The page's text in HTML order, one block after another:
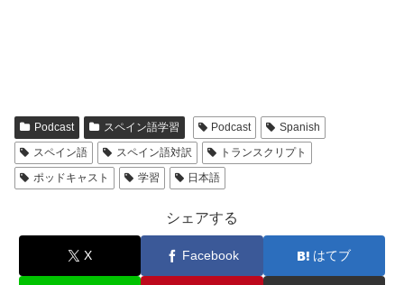
Podcast スペイン語学習 Podcast
Spanish
スペイン語
スペイン語対訳
トランスクリプト
ポッドキャスト
学習 日本語
シェアする
X Facebook はてブ